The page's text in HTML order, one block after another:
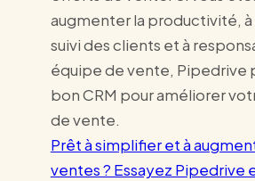
augmenter la productivité,
suivi des clients et à
équipe de vente, Pipedrive
bon CRM pour améliorer
de vente.
Prêt à simplifier et à
ventes ? Essayez Pipedrive